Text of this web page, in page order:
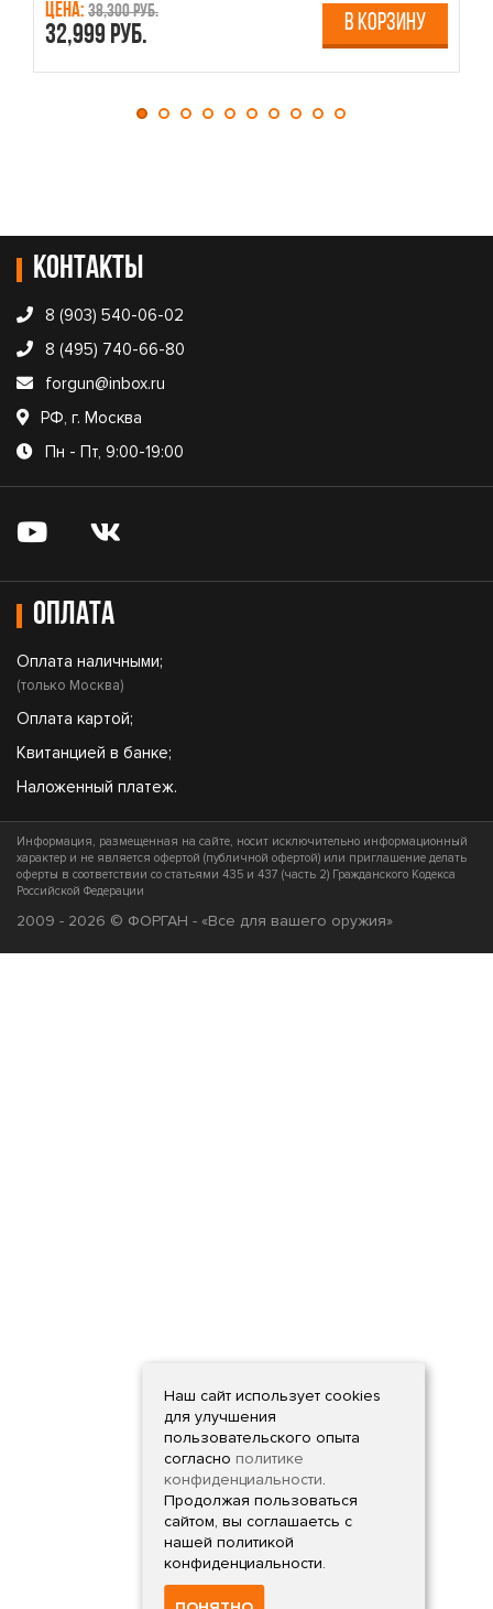
Цена: 38,300 руб.
32,999 руб. В КОРЗИНУ
Контакты
8 (903) 540-06-02
8 (495) 740-66-80
forgun@inbox.ru
РФ, г. Москва
Пн - Пт, 9:00-19:00
Оплата
Оплата наличными;
(только Москва)
Оплата картой;
Квитанцией в банке;
Наложенный платеж.
Информация, размещенная на сайте, носит исключительно информационный
характер и не является офертой (публичной офертой) или приглашение делать
оферты в соответствии со статьями 435 и 437 (часть 2) Гражданского Кодекса
Российской Федерации
2009 - 2026 © ФОРГАН - «Все для вашего оружия»
Наш сайт использует cookies
для улучшения
пользовательского опыта
согласно политике
конфиденциальности.
Продолжая пользоваться
сайтом, вы соглашаетсь с
нашей политикой
конфиденциальности.